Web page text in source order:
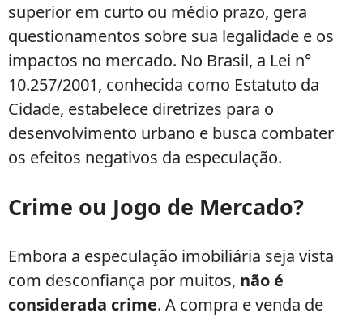
superior em curto ou médio prazo, gera
questionamentos sobre sua legalidade e os
impactos no mercado. No Brasil, a Lei n°
10.257/2001, conhecida como Estatuto da
Cidade, estabelece diretrizes para o
desenvolvimento urbano e busca combater
os efeitos negativos da especulação.
Crime ou Jogo de Mercado?
Embora a especulação imobiliária seja vista
com desconfiança por muitos, não é
considerada crime. A compra e venda de